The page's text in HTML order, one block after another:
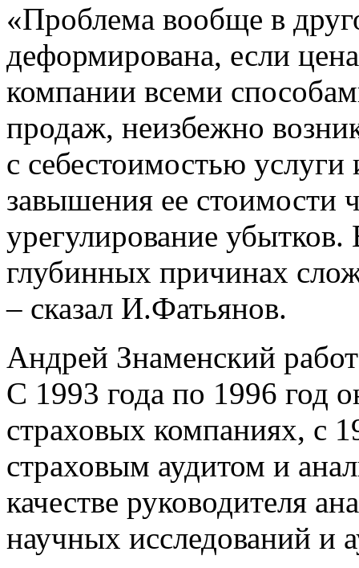
«Проблема вообще в
деформирована, если
компании всеми
продаж, неизбежно
с себестоимостью
завышения ее стоимости
урегулирование убытков.
глубинных причинах
– сказал И.Фатьянов.
Андрей Знаменский
С 1993 года по 1996 год
страховых компаниях, с
страховым аудитом и
качестве руководителя
научных исследований и